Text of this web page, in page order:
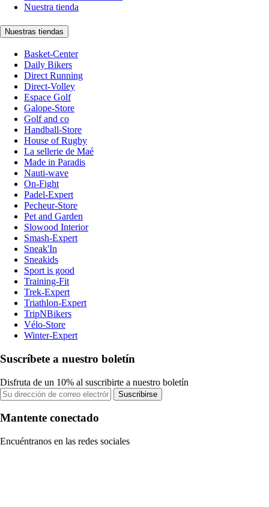
Nuestra tienda
Nuestras tiendas
Basket-Center
Daily Bikers
Direct Running
Direct-Volley
Espace Golf
Galope-Store
Golf and co
Handball-Store
House of Rugby
La sellerie de Maé
Made in Paradis
Nauti-wave
On-Fight
Padel-Expert
Pecheur-Store
Pet and Garden
Slowood Interior
Smash-Expert
Sneak'In
Sneakids
Sport is good
Training-Fit
Trek-Expert
Triathlon-Expert
TripNBikers
Vélo-Store
Winter-Expert
Suscríbete a nuestro boletín
Disfruta de un 10% al suscribirte a nuestro boletín
Suscribirse
Mantente conectado
Encuéntranos en las redes sociales